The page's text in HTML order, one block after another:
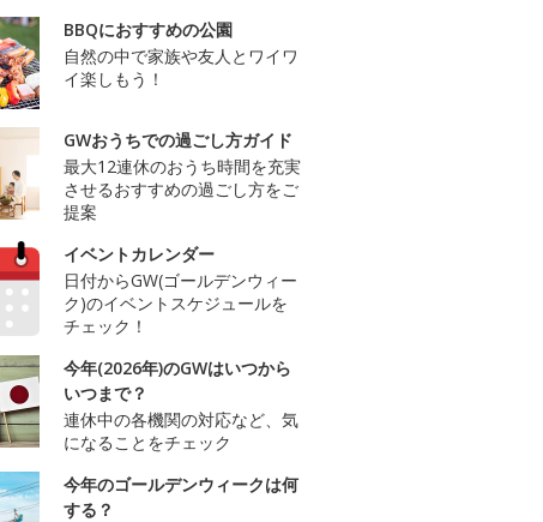
BBQにおすすめの公園
自然の中で家族や友人とワイワ
イ楽しもう！
GWおうちでの過ごし方ガイド
最大12連休のおうち時間を充実
させるおすすめの過ごし方をご
提案
イベントカレンダー
日付からGW(ゴールデンウィー
ク)のイベントスケジュールを
チェック！
今年(2026年)のGWはいつから
いつまで？
連休中の各機関の対応など、気
になることをチェック
今年のゴールデンウィークは何
する？